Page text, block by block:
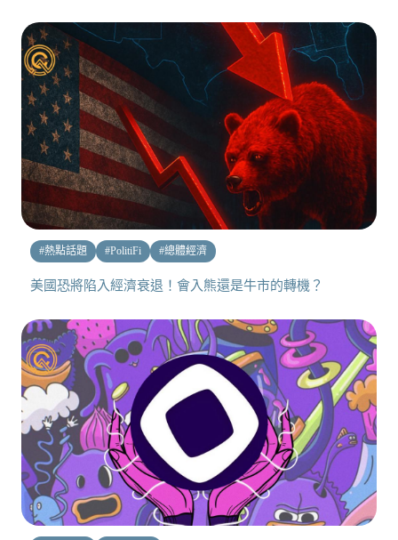
#熱點話題 #PolitiFi #總體經濟
美國恐將陷入經濟衰退！會入熊還是牛市的轉機？